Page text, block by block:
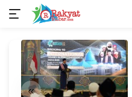
konten
«